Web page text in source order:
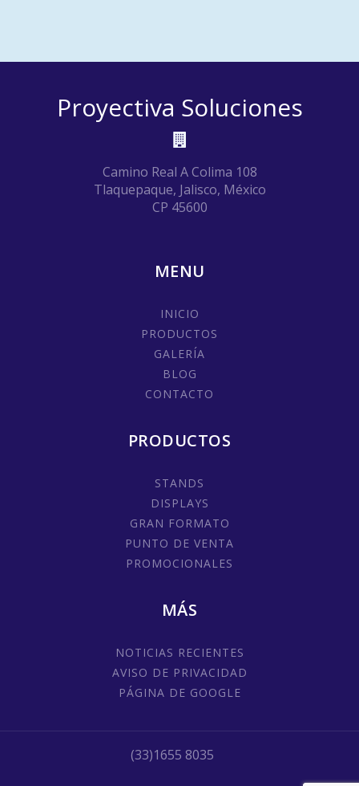
Proyectiva Soluciones
Camino Real A Colima 108
Tlaquepaque, Jalisco, México
CP 45600
MENU
INICIO
PRODUCTOS
GALERÍA
BLOG
CONTACTO
PRODUCTOS
STANDS
DISPLAYS
GRAN FORMATO
PUNTO DE VENTA
PROMOCIONALES
MÁS
NOTICIAS RECIENTES
AVISO DE PRIVACIDAD
PÁGINA DE GOOGLE
(33)1655 8035